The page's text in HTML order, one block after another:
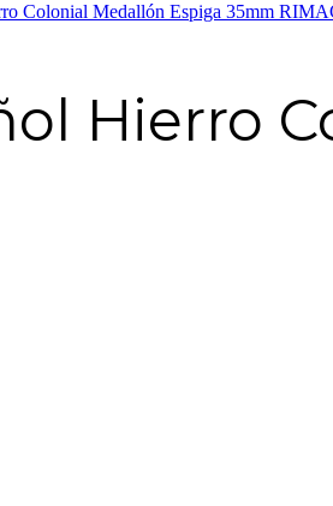
Colonial Medallón Espiga 35mm
Hierro